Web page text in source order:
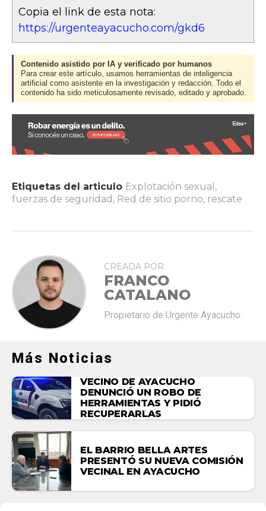
Copia el link de esta nota:
https://urgenteayacucho.com/gkd6
Contenido asistido por IA y verificado por humanos
Para crear este artículo, usamos herramientas de inteligencia
artificial como asistente en la investigación y redacción. Todo el
contenido ha sido meticulosamente revisado, editado y aprobado.
Etiquetas del articulo Explotación sexual ,
fuerzas de seguridad , Red de sitio porno, rescate
CREADA POR
FRANCO
CATALANO
Propietario de Urgente Ayacucho.
Más Noticias
VECINO DE AYACUCHO
DENUNCIÓ UN ROBO DE
HERRAMIENTAS Y PIDIÓ
RECUPERARLAS
EL BARRIO BELLA ARTES
PRESENTÓ SU NUEVA COMISIÓN
VECINAL EN AYACUCHO